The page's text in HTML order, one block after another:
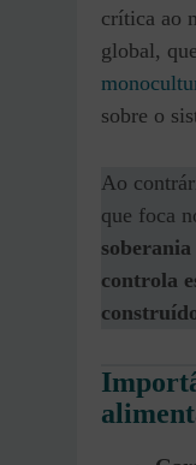
crítica ao
global,
sobre o
Ao
que foca
controla